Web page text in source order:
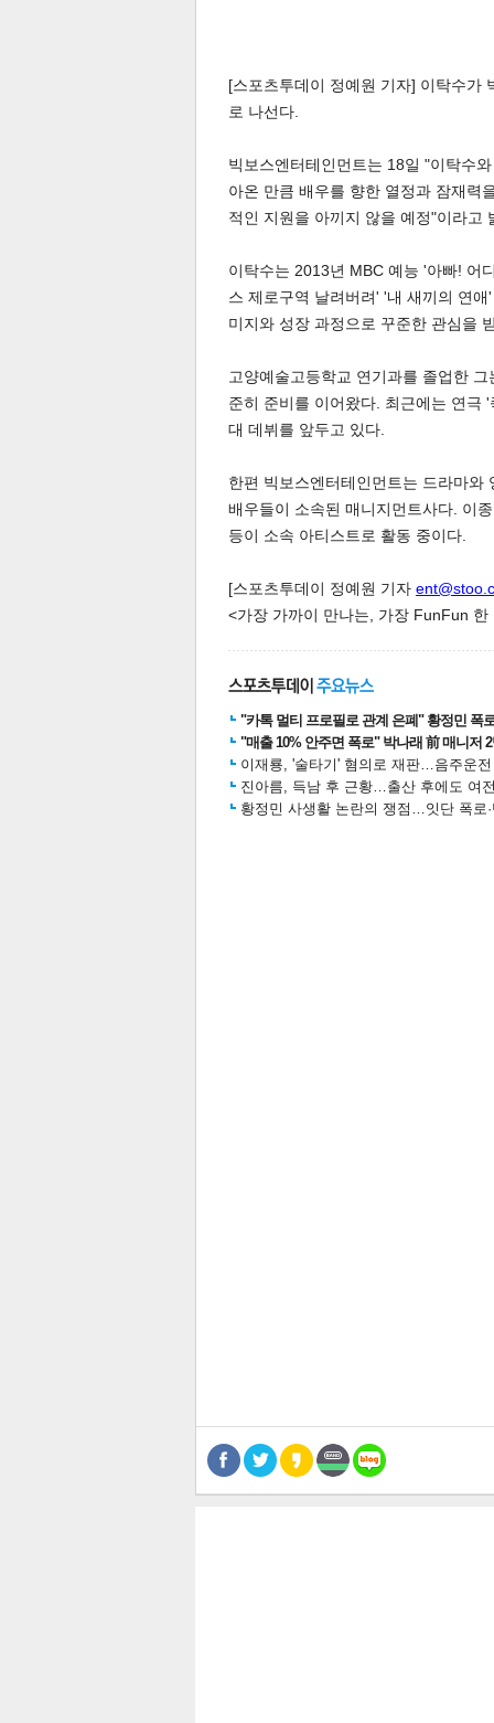
스북 터 공 공유 버블
달기
[스포츠투데이 정예원 기자] 이탁수가
로 나선다.
빅보스엔터테인먼트는 18일 "이탁수
아온 만큼 배우를 향한 열정과 잠재력
적인 지원을 아끼지 않을 예정"이라고
이탁수는 2013년 MBC 예능 '아빠! 어
스 제로구역 날려버려' '내 새끼의 연
미지와 성장 과정으로 꾸준한 관심을
고양예술고등학교 연기과를 졸업한
준히 준비를 이어왔다. 최근에는 연극
대 데뷔를 앞두고 있다.
한편 빅보스엔터테인먼트는 드라마와
배우들이 소속된 매니지먼트사다. 이
등이 소속 아티스트로 활동 중이다.
[스포츠투데이 정예원 기자
<가장 가까이 만나는, 가장 FunFun
"카톡 멀티 프로필로 관계 은폐" 황정민 폭
"매출 10% 안주면 폭로" 박나래 前 매니저
이재룡, '술타기' 혐의로 재판…음주운
진아름, 득남 후 근황…출산 후에도 여
황정민 사생활 논란의 쟁점…잇단 폭로